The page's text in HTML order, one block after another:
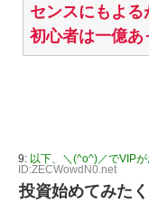
センスにもよ
初心者は一億
9: 以下、＼(^o^)／でVIP
ID:ZECWowdN0.net
投資始めてみた